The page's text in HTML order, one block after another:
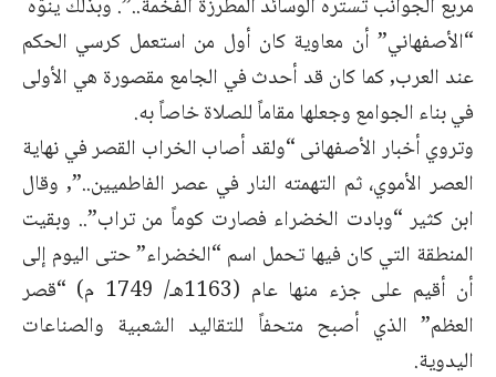
مربع الجوانب تستره الوسائد المطرزة الفخمة..”. وبذلك ينوّه
“الأصفهاني” أن معاوية كان أول من استعمل كرسي الحكم
عند العرب, كما كان قد أحدث في الجامع مقصورة هي الأولى
في بناء الجوامع وجعلها مقاماً للصلاة خاصاً به.
وتروي أخبار الأصفهانى “ولقد أصاب الخراب القصر في نهاية
العصر الأموي، ثم التهمته النار في عصر الفاطميين..”, وقال
ابن كثير “وبادت الخضراء فصارت كوماً من تراب”.. وبقيت
المنطقة التي كان فيها تحمل اسم “الخضراء” حتى اليوم إلى
أن أقيم على جزء منها عام (1163هـ/ 1749 م) “قصر
العظم” الذي أصبح متحفاً للتقاليد الشعبية والصناعات
اليدوية.